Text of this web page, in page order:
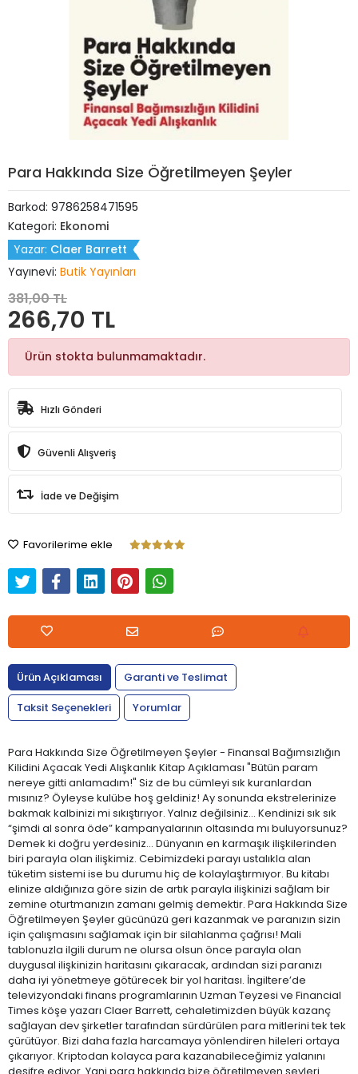
Para Hakkında Size Öğretilmeyen Şeyler
Barkod: 9786258471595
Kategori: Ekonomi
Yazar: Claer Barrett
Yayınevi: Butik Yayınları
381,00 TL
266,70 TL
Ürün stokta bulunmamaktadır.
Hızlı Gönderi
Güvenli Alışveriş
İade ve Değişim
Favorilerime ekle
Ürün Açıklaması
Garanti ve Teslimat
Taksit Seçenekleri
Yorumlar
Para Hakkında Size Öğretilmeyen Şeyler - Finansal Bağımsızlığın
Kilidini Açacak Yedi Alışkanlık Kitap Açıklaması "Bütün param
nereye gitti anlamadım!" Siz de bu cümleyi sık kuranlardan
mısınız? Öyleyse kulübe hoş geldiniz! Ay sonunda ekstrelerinize
bakmak kalbinizi mi sıkıştırıyor. Yalnız değilsiniz… Kendinizi sık sık
“şimdi al sonra öde” kampanyalarının oltasında mı buluyorsunuz?
Demek ki doğru yerdesiniz… Dünyanın en karmaşık ilişkilerinden
biri parayla olan ilişkimiz. Cebimizdeki parayı ustalıkla alan
tüketim sistemi ise bu durumu hiç de kolaylaştırmıyor. Bu kitabı
elinize aldığınıza göre sizin de artık parayla ilişkinizi sağlam bir
zemine oturtmanızın zamanı gelmiş demektir. Para Hakkında Size
Öğretilmeyen Şeyler gücünüzü geri kazanmak ve paranızın sizin
için çalışmasını sağlamak için bir silahlanma çağrısı! Mali
tablonuzla ilgili durum ne olursa olsun önce parayla olan
duygusal ilişkinizin haritasını çıkaracak, ardından sizi paranızı
daha iyi yönetmeye götürecek bir yol haritası. İngiltere’de
televizyondaki finans programlarının Uzman Teyzesi ve Financial
Times köşe yazarı Claer Barrett, cehaletimizden büyük kazanç
sağlayan dev şirketler tarafından sürdürülen para mitlerini tek tek
çürütüyor. Bizi daha fazla harcamaya yönlendiren hileleri ortaya
çıkarıyor. Kriptodan kolayca para kazanabileceğimiz yalanını